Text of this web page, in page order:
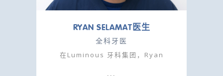
RYAN SELAMAT医生
全科牙医
在Luminous 牙科集团，Ryan